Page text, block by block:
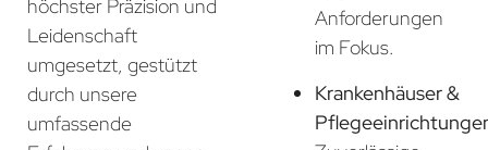
höchster Präzision und
Leidenschaft
umgesetzt, gestützt
durch unsere
umfassende
Anforderungen
im Fokus.
Krankenhäuser &